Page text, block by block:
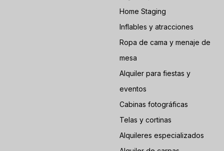
Home Staging
Inflables y atracciones
Ropa de cama y menaje de
mesa
Alquiler para fiestas y
eventos
Cabinas fotográficas
Telas y cortinas
Alquileres especializados